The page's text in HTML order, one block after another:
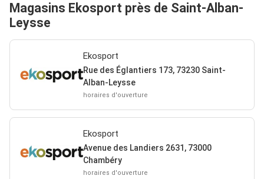
Magasins Ekosport près de Saint-Alban-
Leysse
Ekosport
Rue des Églantiers 173, 73230 Saint-
Alban-Leysse
horaires d'ouverture
Ekosport
Avenue des Landiers 2631, 73000
Chambéry
horaires d'ouverture